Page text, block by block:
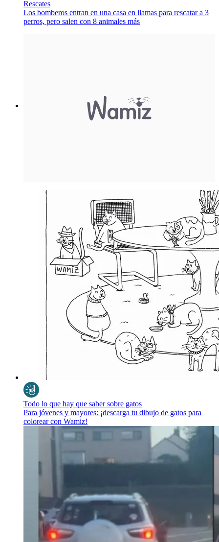
Rescates
Los bomberos entran en una casa en llamas para rescatar a 3
perros, pero salen con 8 animales más
Todo lo que hay que saber sobre gatos
Para jóvenes y mayores: ¡descarga tu dibujo de gatos para
colorear con Wamiz!